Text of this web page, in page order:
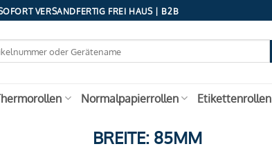
VERSANDFERTIG FREI HAUS | B2B
Normalpapierrollen Etikettenrollen
BREITE: 85MM